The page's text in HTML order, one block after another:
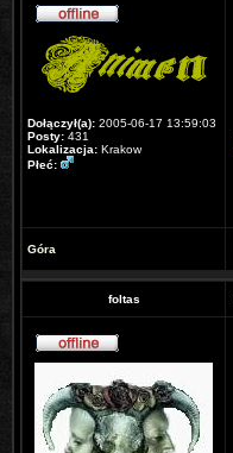
Dołączył(a): 2005-06-17 13:59:03
Posty: 431
Lokalizacja: Krakow
Płeć:
Góra
foltas